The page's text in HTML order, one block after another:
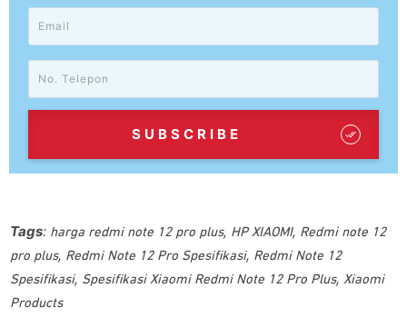
SUBSCRIBE
Tags: harga redmi note 12 pro plus, HP XIAOMI, Redmi note 12
pro plus, Redmi Note 12 Pro Spesifikasi, Redmi Note 12
Spesifikasi, Spesifikasi Xiaomi Redmi Note 12 Pro Plus, Xiaomi
Products